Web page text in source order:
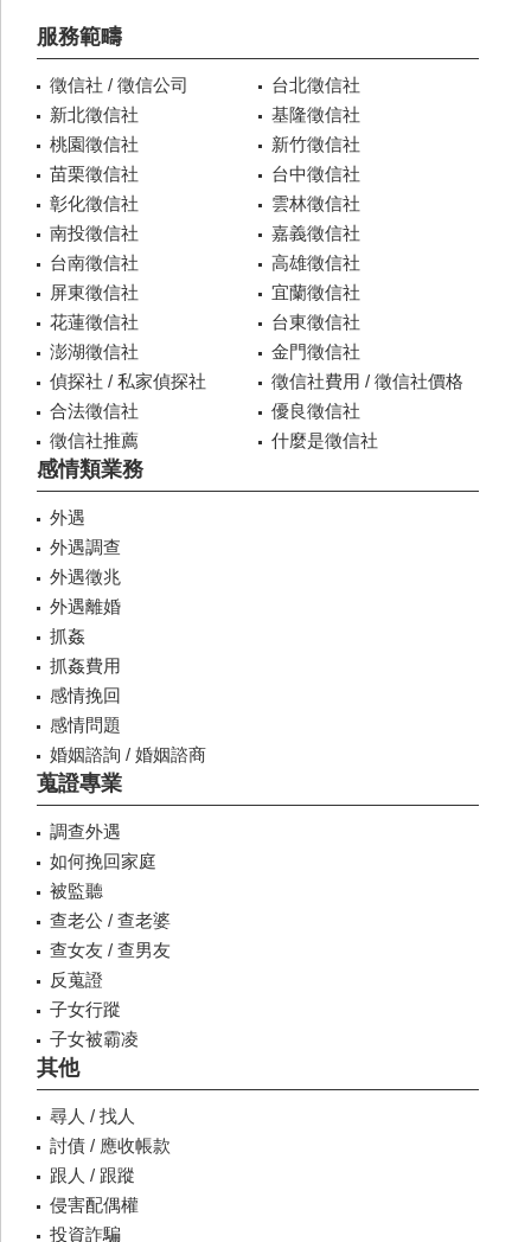
服務範疇
徵信社 / 徵信公司
台北徵信社
新北徵信社
基隆徵信社
桃園徵信社
新竹徵信社
苗栗徵信社
台中徵信社
彰化徵信社
雲林徵信社
南投徵信社
嘉義徵信社
台南徵信社
高雄徵信社
屏東徵信社
宜蘭徵信社
花蓮徵信社
台東徵信社
澎湖徵信社
金門徵信社
偵探社 / 私家偵探社
徵信社費用 / 徵信社價格
合法徵信社
優良徵信社
徵信社推薦
什麼是徵信社
感情類業務
外遇
外遇調查
外遇徵兆
外遇離婚
抓姦
抓姦費用
感情挽回
感情問題
婚姻諮詢 / 婚姻諮商
蒐證專業
調查外遇
如何挽回家庭
被監聽
查老公 / 查老婆
查女友 / 查男友
反蒐證
子女行蹤
子女被霸凌
其他
尋人 / 找人
討債 / 應收帳款
跟人 / 跟蹤
侵害配偶權
投資詐騙